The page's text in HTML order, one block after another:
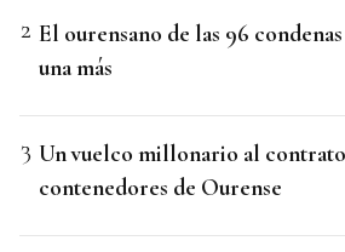
El ourensano de las 96
una más
Un vuelco millonario al
contenedores de Ourense